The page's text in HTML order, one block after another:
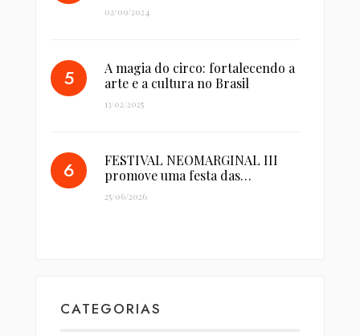
02/09/2024
A magia do circo: fortalecendo a
arte e a cultura no Brasil
13/02/2025
FESTIVAL NEOMARGINAL III
promove uma festa das…
25/06/2026
CATEGORIAS